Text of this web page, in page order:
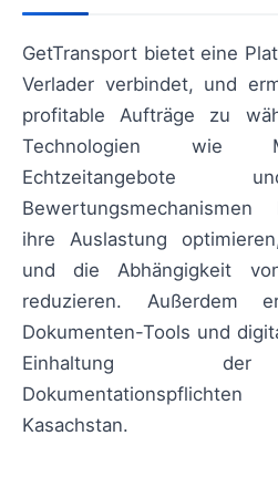
GetTransport bietet eine
Verlader verbindet, und
profitable Aufträge zu
Technologien wie
Echtzeitangebote
ihre Auslastung
und die Abhängigkeit
reduzieren. Außerdem
Dokumenten-Tools und
Einhaltung der
Kasachstan.